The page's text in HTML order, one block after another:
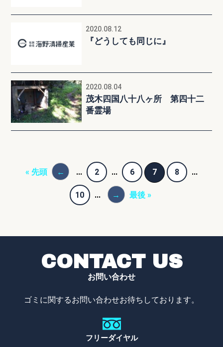
2020.08.12
『どうしても同じに』
2020.08.04
茂木四国八十八ヶ所 第四十二
番霊場
« 先頭 ← ... 2 ... 6 7 8 ...
10 ... → 最後 »
CONTACT US
お問い合わせ
ゴミに関するお問い合わせお待ちしております。
フリーダイヤル